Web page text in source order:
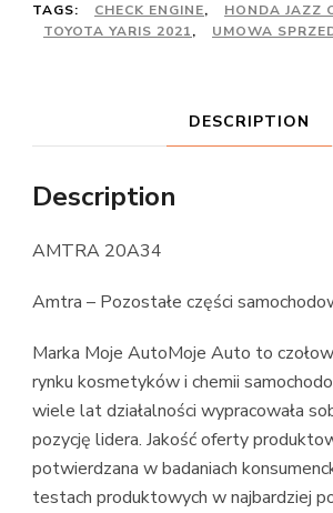
TAGS:
CHECK ENGINE, HONDA JAZZ
TOYOTA YARIS 2021, UMOWA
DESCRIPTION
Description
AMTRA 20A34
Amtra – Pozostałe części
Marka Moje AutoMoje Auto to
rynku kosmetyków i chemii
wiele lat działalności wypracowała
pozycję lidera. Jakość oferty
potwierdzana w badaniach
testach produktowych w najbardziej